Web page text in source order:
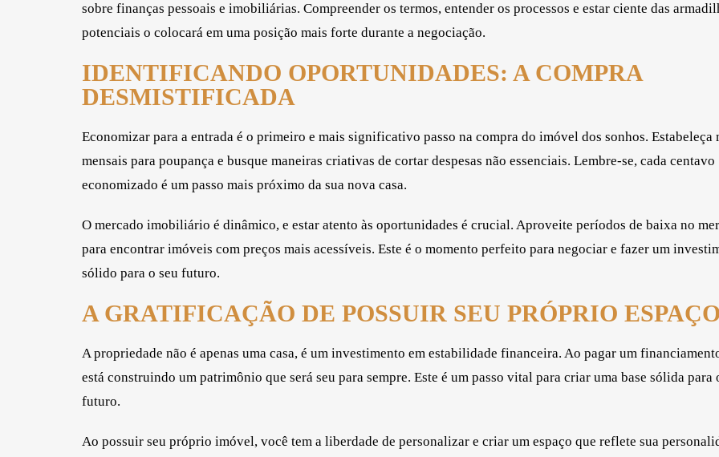
sobre finanças pessoais e imobiliárias. Compreender os termos, entender os processos e estar ciente das
potenciais o colocará em uma posição mais forte durante a negociação.
IDENTIFICANDO OPORTUNIDADES: A COMPRA
DESMISTIFICADA
Economizar para a entrada é o primeiro e mais significativo passo na compra do imóvel dos sonhos. Estabeleça
mensais para poupança e busque maneiras criativas de cortar despesas não essenciais. Lembre-se, cada centavo
economizado é um passo mais próximo da sua nova casa.
O mercado imobiliário é dinâmico, e estar atento às oportunidades é crucial. Aproveite períodos de baixa no
para encontrar imóveis com preços mais acessíveis. Este é o momento perfeito para negociar e fazer um
sólido para o seu futuro.
A GRATIFICAÇÃO DE POSSUIR SEU PRÓPRIO ESPAÇO
A propriedade não é apenas uma casa, é um investimento em estabilidade financeira. Ao pagar um
está construindo um patrimônio que será seu para sempre. Este é um passo vital para criar uma base sólida para
futuro.
Ao possuir seu próprio imóvel, você tem a liberdade de personalizar e criar um espaço que reflete sua